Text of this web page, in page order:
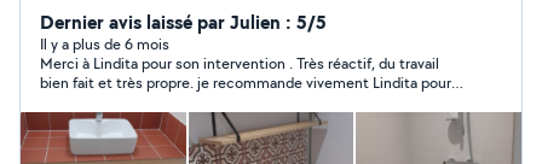
bien ce travail, je travail à plein temps, alors je fais ça en
temps libre l'après-midi et le week-end. Personne
sérieuse et a qui on peut faire confiance. contactez moi
pour plus d'informations. CORDIALEMENT
Dernier avis laissé par Julien : 5/5
Il y a plus de 6 mois
Merci à Lindita pour son intervention . Très réactif, du travail
bien fait et très propre. je recommande vivement Lindita pour